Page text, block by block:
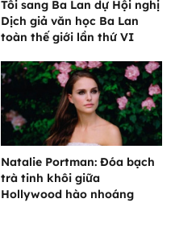
Tôi sang Ba Lan dự Hội nghị
Dịch giả văn học Ba Lan
toàn thế giới lần thứ VI
Natalie Portman: Đóa bạch
trà tinh khôi giữa
Hollywood hào nhoáng